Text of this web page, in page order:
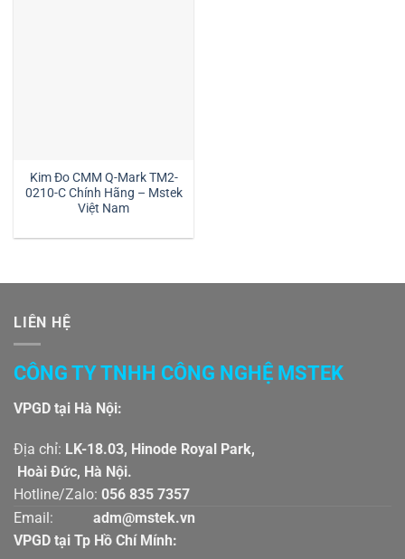
Kim Đo CMM Q-Mark TM2-
0210-C Chính Hãng – Mstek
Việt Nam
LIÊN HỆ
CÔNG TY TNHH CÔNG NGHỆ MSTEK
VPGD tại Hà Nội:
Địa chỉ: LK-18.03, Hinode Royal Park,
Hoài Đức, Hà Nội.
Hotline/Zalo: 056 835 7357
Email:
adm@mstek.vn
VPGD tại Tp Hồ Chí Mính: